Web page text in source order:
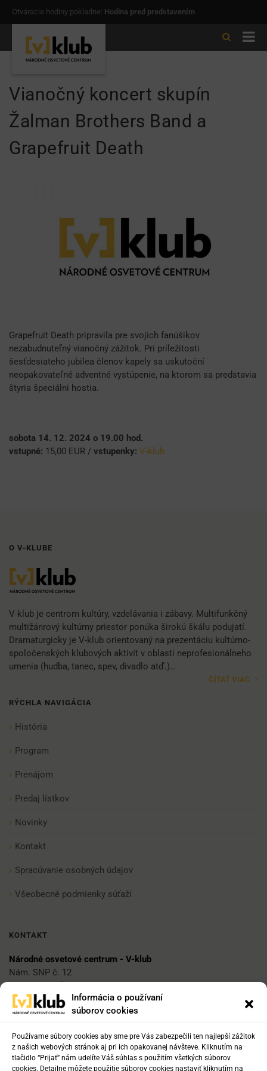
Informácia o používaní
súborov cookies
Používame súbory cookies aby sme pre Vás zabezpečili ten najlepší zážitok
z našich webových stránok aj pri ich opakovanej návšteve. Kliknutím na
tlačidlo “Prijať” nám udelíte Váš súhlas s použitím všetkých súborov
cookies. Detailne môžete použitie súborov cookies nastaviť kliknutím na
Otváracie hodiny pokladne: Hodina pred predstavením
Vianočný koncert skupín
Žalman Brothers Band a
Grapefruit Death
Grapefruit Death pripravila pre svojich fanúšikov
nezabudnuteľný vianočný zážitok. Pri príležitosti
šesťdesiateho jubilea členov kapely sa uskutoční
neopakovateľné adventné vystúpenie, na ktorom sa predstavia
štyria špeciálni hostia.
sobota 14. 12. 2024 o 19.00 hod.
vstupné: 15,00 EUR / vstupenky: V-klub
O V-KLUBE
V-klub je centrom kultúry, vzdelávania i zábavy. Multifunkčný
multižánrový kultúrny priestor ponúka širokú škálu podujatí.
Dramaturgicky je V-klub orientovaný na prezentáciu kultúrno-
spoločenských klubových aktivít v oblasti neprofesionálneho
umenia (hudba, tanec, spev, divadlo atď.)…
ČÍTAŤ VIAC
RÝCHLA NAVIGÁCIA
História
Program
Prenájom
Predaj lístkov
Novinky
Kontakt
Spracúvanie osobných údajov
Všeobecné podmienky súťaží
KONTAKT
Národné osvetové centrum - V-klub
Nám. SNP č. 12
812 34 Bratislava 1
vklub@nocka.sk